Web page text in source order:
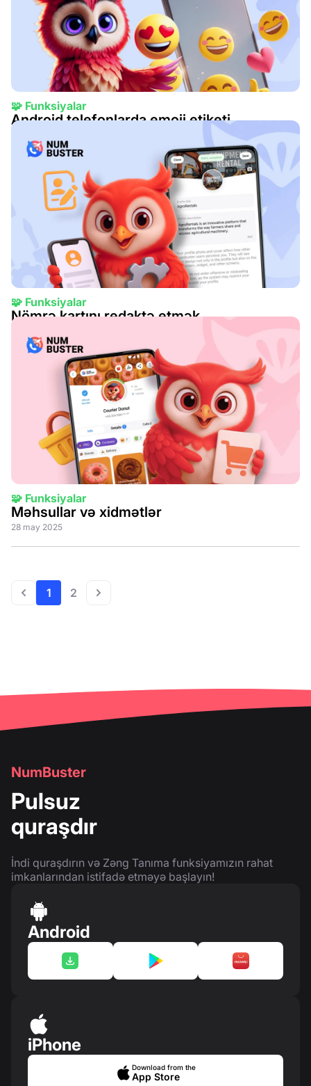
🧩 Funksiyalar
Android telefonlarda emoji etiketi
🧩 Funksiyalar
Nömrə kartını redaktə etmək
🧩 Funksiyalar
Məhsullar və xidmətlər
28 may 2025
1 2
NumBuster
Pulsuz
quraşdır
İndi quraşdırın və Zəng Tanıma funksiyamızın rahat
imkanlarından istifadə etməyə başlayın!
Android
iPhone
Download from the
App Store